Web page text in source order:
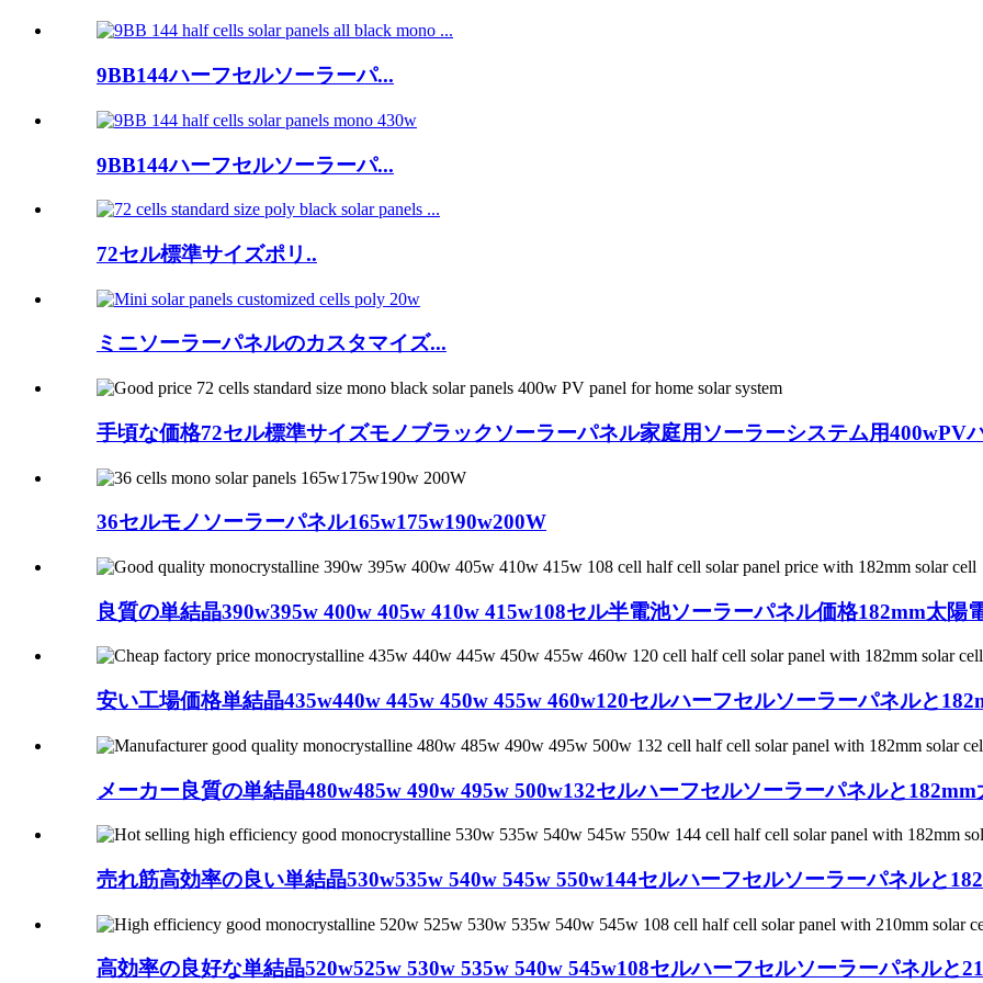
9BB144ハーフセルソーラーパ...
9BB144ハーフセルソーラーパ...
72セル標準サイズポリ..
ミニソーラーパネルのカスタマイズ...
手頃な価格72セル標準サイズモノブラックソーラーパネル家庭用ソーラーシステム用400wPV
36セルモノソーラーパネル165w175w190w200W
良質の単結晶390w395w 400w 405w 410w 415w108セル半電池ソーラーパネル価格182mm太陽
安い工場価格単結晶435w440w 445w 450w 455w 460w120セルハーフセルソーラーパネルと
メーカー良質の単結晶480w485w 490w 495w 500w132セルハーフセルソーラーパネルと
売れ筋高効率の良い単結晶530w535w 540w 545w 550w144セルハーフセルソーラーパネルと
高効率の良好な単結晶520w525w 530w 535w 540w 545w108セルハーフセルソーラーパネルと